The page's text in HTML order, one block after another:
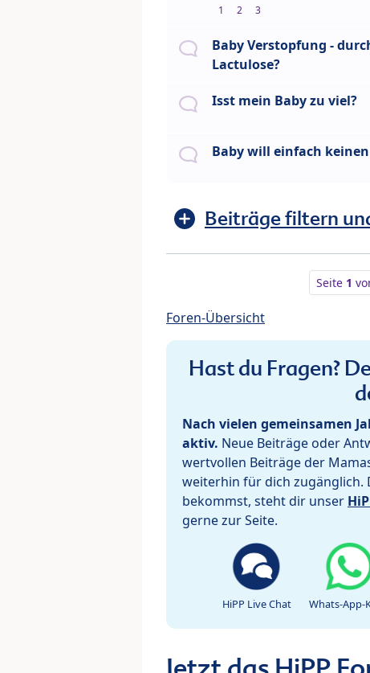
1 2 3
Baby Verstopfung -
Lactulose?
Isst mein Baby zu viel?
Baby will einfach
Beiträge filtern
Seite 1
Foren-Übersicht
Hast du Fragen?
Nach vielen gemeinsamen
aktiv. Neue Beiträge oder
wertvollen Beiträge der
weiterhin für dich zugänglich.
bekommst, steht dir unser
gerne zur Seite.
HiPP Live Chat Whats-App-